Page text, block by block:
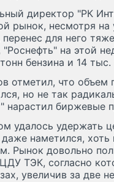
директор "РК
рынок, несмотря на
для него
на этой
бензина и 14
отметил, что объем
но не так
нарастил биржевые
удалось удержать
наметился,
Рынок довольно
ТЭК, согласно
увеличив за две